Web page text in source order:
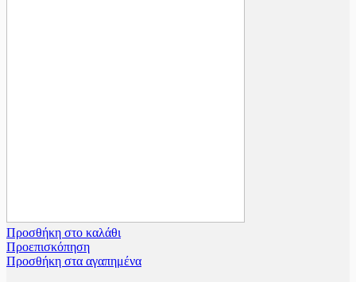
Προσθήκη στο καλάθι
Προεπισκόπηση
Προσθήκη στα αγαπημένα